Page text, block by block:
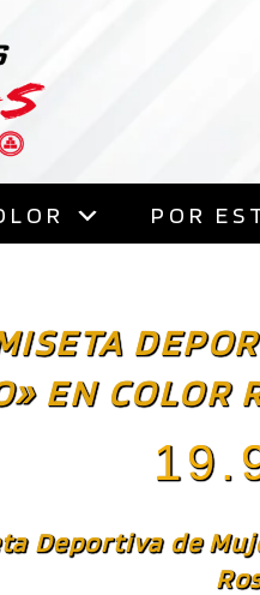
POR
EN COLOR
Deportiva de